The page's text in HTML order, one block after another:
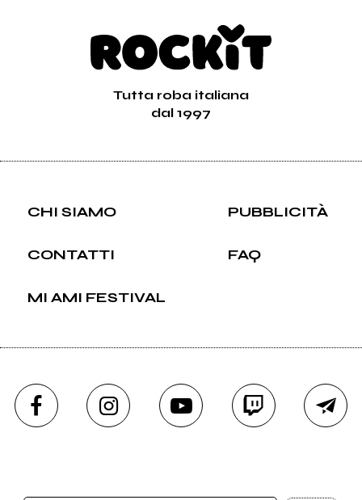
Tutta roba italiana
dal 1997
CHI SIAMO PUBBLICITÀ
CONTATTI FAQ
MI AMI FESTIVAL